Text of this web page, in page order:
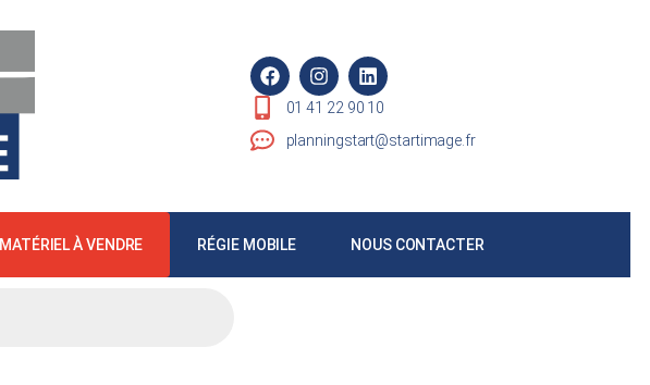
01 41 22 90 10
planningstart@startimage.fr
MATÉRIEL À VENDRE RÉGIE MOBILE NOUS CONTACTER